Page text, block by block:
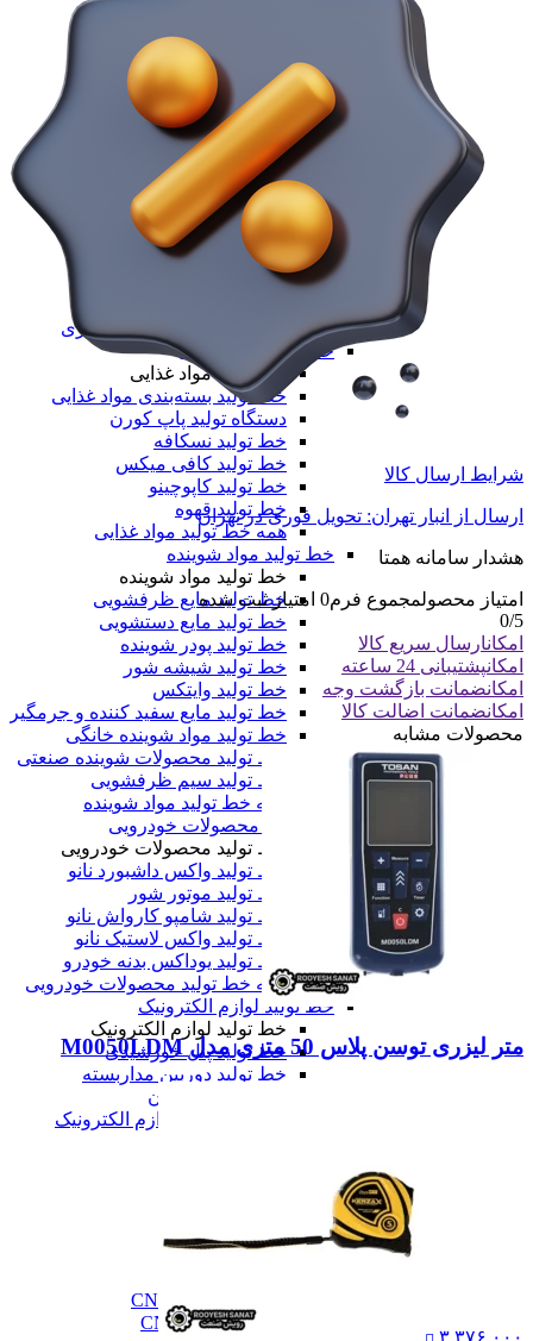
دستگاه های تولید سلولزی
خط تولید دستمال کاغذی
خط تولید دستمال دلسی
خط تولید نوار بهداشتی
خط تولید لیوان یکبار مصرف
خط تولید لیوان دوجداره
همه دستگاه های تولید سلولزی
دستگاه های تولید پلیمری
دستگاه های تولید پلیمری
خط تولید کیسه فریزر
خط تولید کیسه زباله
خط تولید نایلون دسته دار
همه دستگاه های تولید پلیمری
خط تولید مواد غذایی
خط تولید مواد غذایی
خط تولید بسته‌بندی مواد غذایی
دستگاه تولید پاپ کورن
خط تولید نسکافه
خط تولید کافی میکس
خط تولید کاپوچینو
خط تولید قهوه
همه خط تولید مواد غذایی
خط تولید مواد شوینده
خط تولید مواد شوینده
خط تولید مایع ظرفشویی
خط تولید مایع دستشویی
خط تولید پودر شوینده
خط تولید شیشه شور
خط تولید وایتکس
خط تولید مایع سفید کننده و جرمگیر
خط تولید مواد شوینده خانگی
خط تولید محصولات شوینده صنعتی
خط تولید سیم ظرفشویی
همه خط تولید مواد شوینده
خط تولید محصولات خودرویی
خط تولید محصولات خودرویی
خط تولید واکس داشبورد نانو
خط تولید موتور شور
خط تولید شامپو کارواش نانو
خط تولید واکس لاستیک نانو
خط تولید یوداکس بدنه خودرو
همه خط تولید محصولات خودرویی
خط تولید لوازم الکترونیک
خط تولید لوازم الکترونیک
خط تولید پنل خورشیدی
خط تولید دوربین مداربسته
خط تولید تلویزیون
همه خط تولید لوازم الکترونیک
فرز cnc
فرز افقی CNC
فرز دروازه ای CNC
فرز دنده زنی CNC
شرایط ارسال کالا
ارسال از انبار تهران: تحویل فوری در تهران
هشدار سامانه همتا
امتیاز محصولمجموع فرم0 امتیاز ثبت شده
0/5
امکانارسال سریع کالا
امکانپشتیبانی 24 ساعته
امکانضمانت بازگشت وجه
امکانضمانت اضالت کالا
محصولات مشابه
متر لیزری توسن پلاس 50 متری مدل M0050LDM